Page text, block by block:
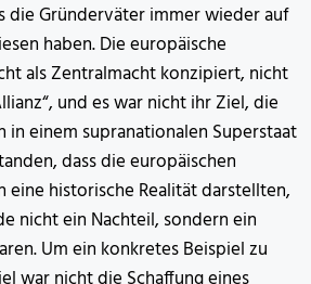
die Gründerväter immer wieder auf
haben. Die europäische
als Zentralmacht konzipiert, nicht
und es war nicht ihr Ziel, die
in einem supranationalen Superstaat
dass die europäischen
eine historische Realität darstellten,
nicht ein Nachteil, sondern ein
Um ein konkretes Beispiel zu